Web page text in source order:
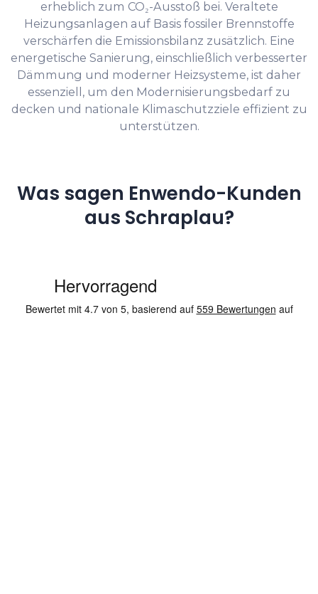
erheblich zum CO₂-Ausstoß bei. Veraltete
Heizungsanlagen auf Basis fossiler Brennstoffe
verschärfen die Emissionsbilanz zusätzlich. Eine
energetische Sanierung, einschließlich verbesserter
Dämmung und moderner Heizsysteme, ist daher
essenziell, um den Modernisierungsbedarf zu
decken und nationale Klimaschutzziele effizient zu
unterstützen.
Was sagen Enwendo-Kunden
aus Schraplau?